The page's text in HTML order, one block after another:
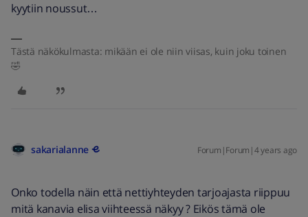
kyytiin noussut…
Tästä näkökulmasta: mikään ei ole niin viisas, kuin joku toinen
🤣
sakarialanne Forum|Forum|4 years ago
Onko todella näin että nettiyhteyden tarjoajasta riippuu
mitä kanavia elisa viihteessä näkyy ? Eikös tämä ole